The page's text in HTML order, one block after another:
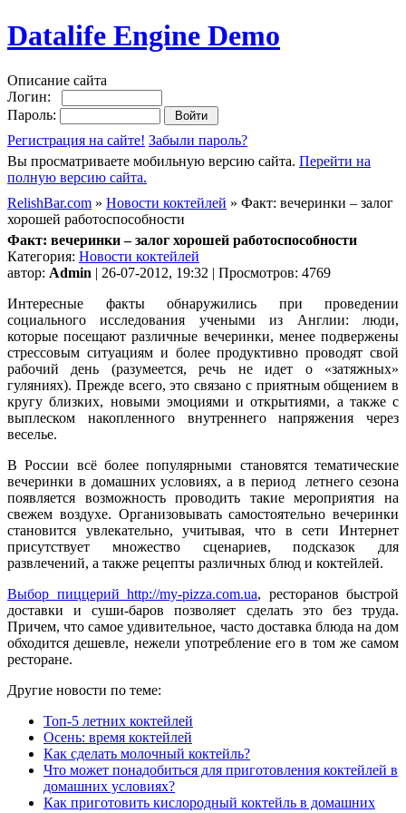
Datalife Engine Demo
Описание сайта
Логин:
Пароль:
Регистрация на сайте! Забыли пароль?
Вы просматриваете мобильную версию сайта. Перейти на
полную версию сайта.
RelishBar.com » Новости коктейлей » Факт: вечеринки – залог
хорошей работоспособности
Факт: вечеринки – залог хорошей работоспособности
Категория: Новости коктейлей
автор: Admin | 26-07-2012, 19:32 | Просмотров: 4769
Интересные факты обнаружились при проведении
социального исследования учеными из Англии: люди,
которые посещают различные вечеринки, менее подвержены
стрессовым ситуациям и более продуктивно проводят свой
рабочий день (разумеется, речь не идет о «затяжных»
гуляниях). Прежде всего, это связано с приятным общением в
кругу близких, новыми эмоциями и открытиями, а также с
выплеском накопленного внутреннего напряжения через
веселье.
В России всё более популярными становятся тематические
вечеринки в домашних условиях, а в период летнего сезона
появляется возможность проводить такие мероприятия на
свежем воздухе. Организовывать самостоятельно вечеринки
становится увлекательно, учитывая, что в сети Интернет
присутствует множество сценариев, подсказок для
развлечений, а также рецепты различных блюд и коктейлей.
Выбор пиццерий http://my-pizza.com.ua, ресторанов быстрой
доставки и суши-баров позволяет сделать это без труда.
Причем, что самое удивительное, часто доставка блюда на дом
обходится дешевле, нежели употребление его в том же самом
ресторане.
Другие новости по теме:
Топ-5 летних коктейлей
Осень: время коктейлей
Как сделать молочный коктейль?
Что может понадобиться для приготовления коктейлей в
домашних условиях?
Как приготовить кислородный коктейль в домашних